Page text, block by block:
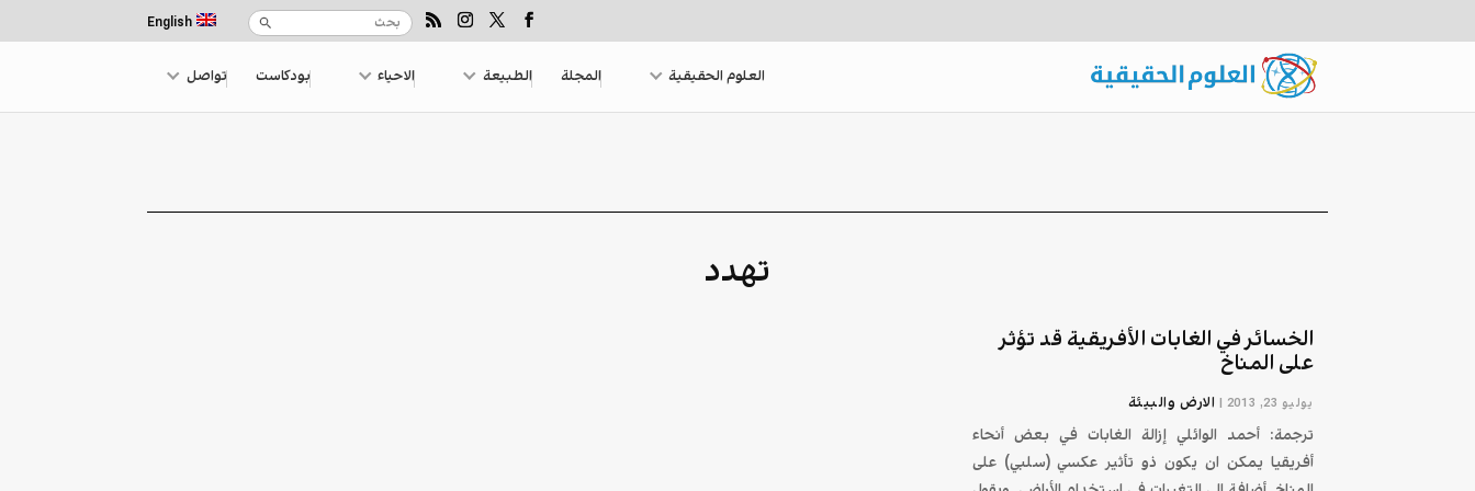
English
العلوم الحقيقية المجلة الطبيعة الاحياء بودكاست تواصل
تهدد
الخسائر في الغابات الأفريقية قد تؤثر
على المناخ
يوليو 23, 2013 | الارض والبيئة
ترجمة: أحمد الوائلي إزالة الغابات في بعض أنحاء
أفريقيا يمكن ان يكون ذو تأثير عكسي (سلبي) على